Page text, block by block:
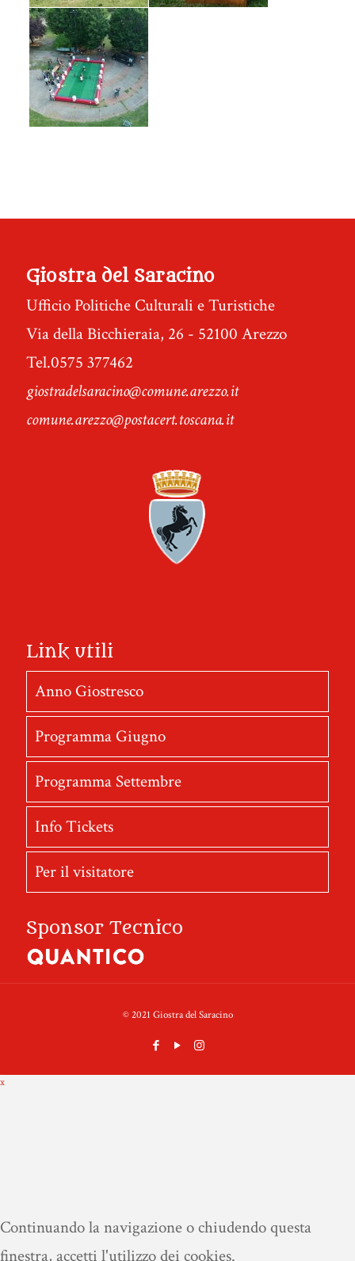
Giostra del Saracino
Ufficio Politiche Culturali e Turistiche
Via della Bicchieraia, 26 - 52100 Arezzo
Tel.0575 377462
giostradelsaracino@comune.arezzo.it
comune.arezzo@postacert.toscana.it
Link utili
Anno Giostresco
Programma Giugno
Programma Settembre
Info Tickets
Per il visitatore
Sponsor Tecnico
© 2021 Giostra del Saracino
x
Continuando la navigazione o chiudendo questa
finestra, accetti l'utilizzo dei cookies.